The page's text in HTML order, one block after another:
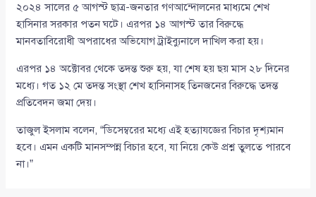
২০২৪ সালের ৫ আগস্ট ছাত্র-জনতার গণআন্দোলনের মাধ্যমে শেখ
হাসিনার সরকার পতন ঘটে। এরপর ১৪ আগস্ট তার বিরুদ্ধে
মানবতাবিরোধী অপরাধের অভিযোগ ট্রাইব্যুনালে দাখিল করা হয়।
এরপর ১৪ অক্টোবর থেকে তদন্ত শুরু হয়, যা শেষ হয় ছয় মাস ২৮ দিনের
মধ্যে। গত ১২ মে তদন্ত সংস্থা শেখ হাসিনাসহ তিনজনের বিরুদ্ধে তদন্ত
প্রতিবেদন জমা দেয়।
তাজুল ইসলাম বলেন, “ডিসেম্বরের মধ্যে এই হত্যাযজ্ঞের বিচার দৃশ্যমান
হবে। এমন একটি মানসম্পন্ন বিচার হবে, যা নিয়ে কেউ প্রশ্ন তুলতে পারবে
না।”